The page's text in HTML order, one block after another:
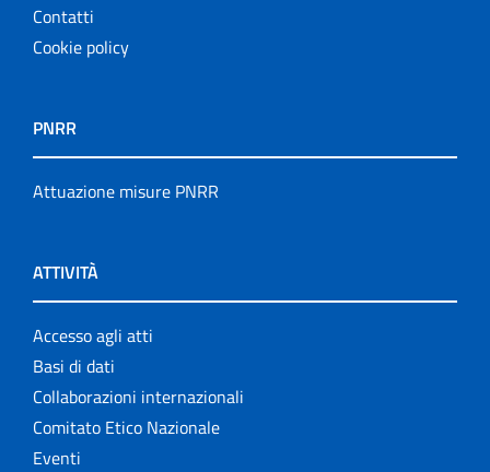
Contatti
Cookie policy
PNRR
Attuazione misure PNRR
ATTIVITÀ
Accesso agli atti
Basi di dati
Collaborazioni internazionali
Comitato Etico Nazionale
Eventi